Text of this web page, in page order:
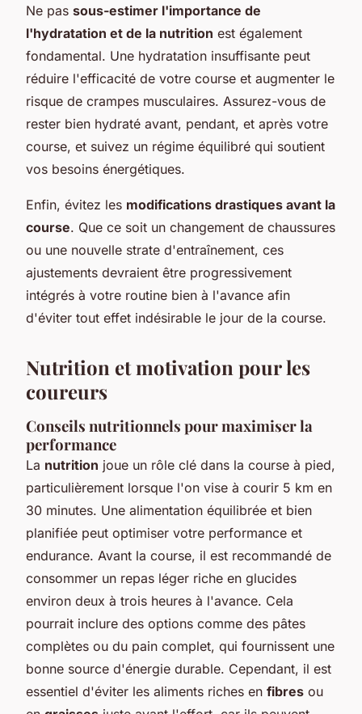
Ne pas sous-estimer l'importance de
l'hydratation et de la nutrition est également
fondamental. Une hydratation insuffisante peut
réduire l'efficacité de votre course et augmenter le
risque de crampes musculaires. Assurez-vous de
rester bien hydraté avant, pendant, et après votre
course, et suivez un régime équilibré qui soutient
vos besoins énergétiques.
Enfin, évitez les modifications drastiques avant la
course. Que ce soit un changement de chaussures
ou une nouvelle strate d'entraînement, ces
ajustements devraient être progressivement
intégrés à votre routine bien à l'avance afin
d'éviter tout effet indésirable le jour de la course.
Nutrition et motivation pour les
coureurs
Conseils nutritionnels pour maximiser la
performance
La nutrition joue un rôle clé dans la course à pied,
particulièrement lorsque l'on vise à courir 5 km en
30 minutes. Une alimentation équilibrée et bien
planifiée peut optimiser votre performance et
endurance. Avant la course, il est recommandé de
consommer un repas léger riche en glucides
environ deux à trois heures à l'avance. Cela
pourrait inclure des options comme des pâtes
complètes ou du pain complet, qui fournissent une
bonne source d'énergie durable. Cependant, il est
essentiel d'éviter les aliments riches en fibres ou